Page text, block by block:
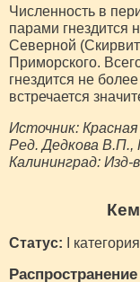
Численность в
парами гнездится
Северной
Приморского.
гнездится не
встречается
Источник:
Ред. Дедкова В.П.,
Калининград:
Статус: I
Распространение